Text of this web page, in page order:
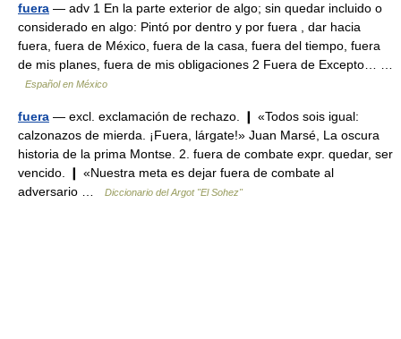
fuera — adv 1 En la parte exterior de algo; sin quedar incluido o
considerado en algo: Pintó por dentro y por fuera , dar hacia
fuera, fuera de México, fuera de la casa, fuera del tiempo, fuera
de mis planes, fuera de mis obligaciones 2 Fuera de Excepto… …
Español en México
fuera — excl. exclamación de rechazo. ❙ «Todos sois igual:
calzonazos de mierda. ¡Fuera, lárgate!» Juan Marsé, La oscura
historia de la prima Montse. 2. fuera de combate expr. quedar, ser
vencido. ❙ «Nuestra meta es dejar fuera de combate al
adversario …
Diccionario del Argot "El Sohez"